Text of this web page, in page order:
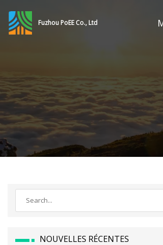
Fuzhou PoEE Co., Ltd
NOUVELLES RÉCENTES